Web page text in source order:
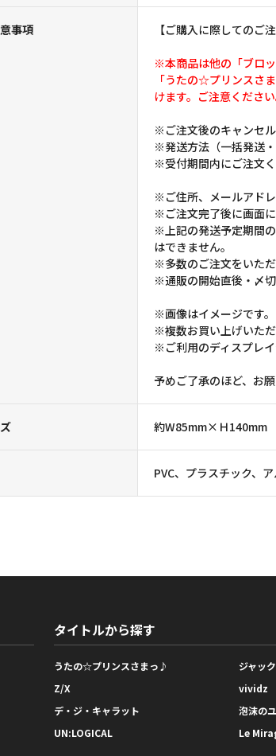
事項 【ご購入に際してのご注
※本商品は他の「ブロ
「うたの☆プリンスさ
けます。ご注意ください
※ご注文後のキャンセ
※発送方法（一括発送
※受付期間内にご注文
※ご住所、メールアド
※ご注文完了後に画面
※上記の発送予定期間
はできません。
※多数のご注文をいた
※通販の開始直後・〆
※画像はイメージです。
※複数お買い上げいた
※ご利用のディスプレ
予めご了承のほど、お願
約W85mm×Ｈ140mm
PVC、プラスチック、
タイトルから探す
うたの☆プリンスさまっ♪
ジャッ
Z/X
vividz
デ・ジ・キャラット
泡沫の
UN:LOGICAL
Le